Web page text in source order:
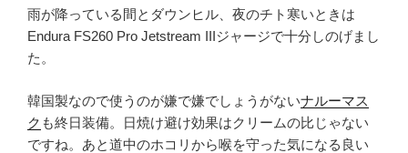
雨が降っている間とダウンヒル、夜のチト寒いときは
Endura FS260 Pro Jetstream IIIジャージで十分しのげまし
た。
韓国製なので使うのが嫌で嫌でしょうがないナルーマス
ク も終日装備。日焼け避け効果はクリームの比じゃない
ですね。あと道中のホコリから喉を守った気になる良い